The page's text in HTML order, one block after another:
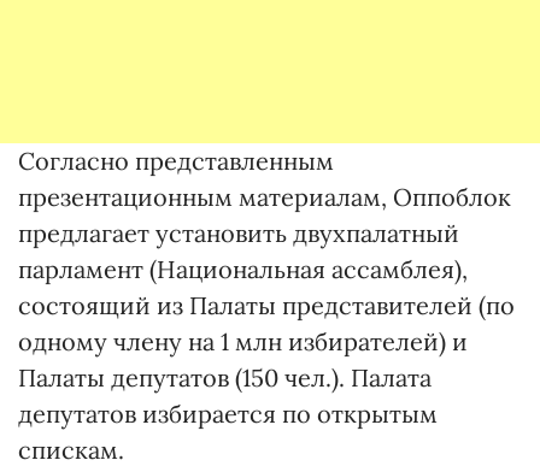
Согласно представленным
презентационным материалам, Оппоблок
предлагает установить двухпалатный
парламент (Национальная ассамблея),
состоящий из Палаты представителей (по
одному члену на 1 млн избирателей) и
Палаты депутатов (150 чел.). Палата
депутатов избирается по открытым
спискам.